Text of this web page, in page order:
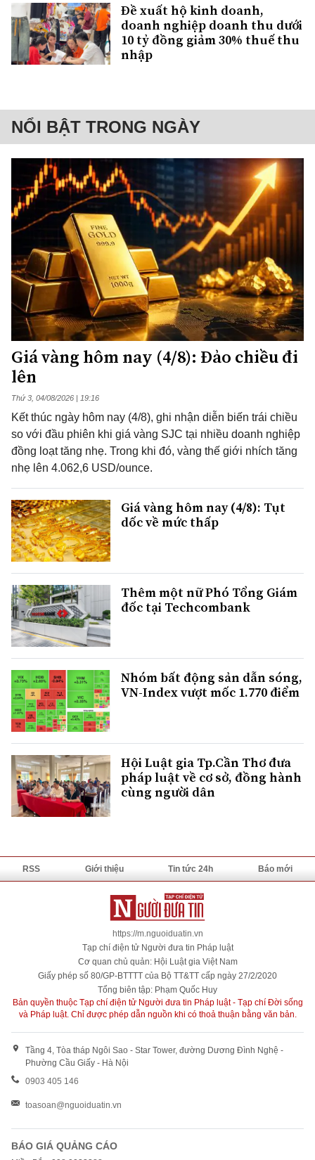
Đề xuất hộ kinh doanh,
doanh nghiệp doanh thu dưới
10 tỷ đồng giảm 30% thuế thu
nhập
NỔI BẬT TRONG NGÀY
Giá vàng hôm nay (4/8): Đảo chiều đi
lên
Thứ 3, 04/08/2026 | 19:16
Kết thúc ngày hôm nay (4/8), ghi nhận diễn biến trái chiều
so với đầu phiên khi giá vàng SJC tại nhiều doanh nghiệp
đồng loạt tăng nhẹ. Trong khi đó, vàng thế giới nhích tăng
nhẹ lên 4.062,6 USD/ounce.
Giá vàng hôm nay (4/8): Tụt
dốc về mức thấp
Thêm một nữ Phó Tổng Giám
đốc tại Techcombank
Nhóm bất động sản dẫn sóng,
VN-Index vượt mốc 1.770 điểm
Hội Luật gia Tp.Cần Thơ đưa
pháp luật về cơ sở, đồng hành
cùng người dân
RSS Giới thiệu Tin tức 24h Báo mới
https://m.nguoiduatin.vn
Tạp chí điện tử Người đưa tin Pháp luật
Cơ quan chủ quản: Hội Luật gia Việt Nam
Giấy phép số 80/GP-BTTTT của Bộ TT&TT cấp ngày 27/2/2020
Tổng biên tập: Phạm Quốc Huy
Bản quyền thuộc Tạp chí điện tử Người đưa tin Pháp luật - Tạp chí Đời sống
và Pháp luật. Chỉ được phép dẫn nguồn khi có thoả thuận bằng văn bản.
Tầng 4, Tòa tháp Ngôi Sao - Star Tower, đường Dương Đình Nghệ -
Phường Cầu Giấy - Hà Nội
0903 405 146
toasoan@nguoiduatin.vn
BÁO GIÁ QUẢNG CÁO